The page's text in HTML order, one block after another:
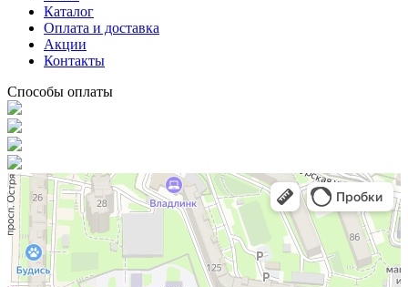
Каталог
Оплата и доставка
Акции
Контакты
Способы оплаты